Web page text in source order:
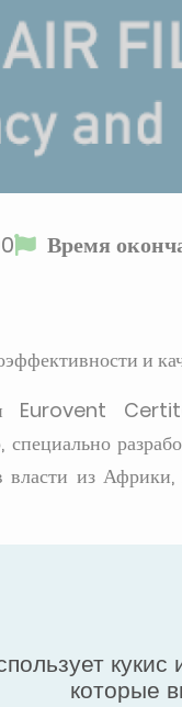
Время
и
власти из
в борьбе за
В нем подробно
переводятся
которые